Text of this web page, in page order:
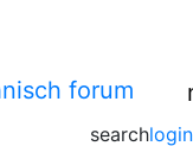
login
search